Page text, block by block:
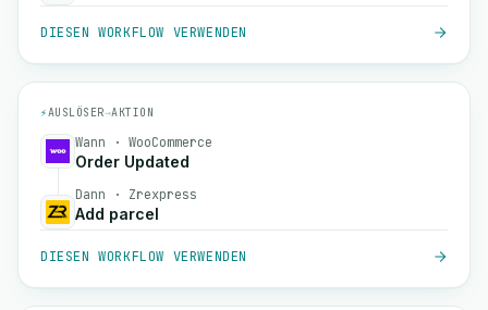
DIESEN WORKFLOW VERWENDEN
⚡AUSLÖSER→AKTION
Wann · WooCommerce
Order Updated
Dann · Zrexpress
Add parcel
DIESEN WORKFLOW VERWENDEN